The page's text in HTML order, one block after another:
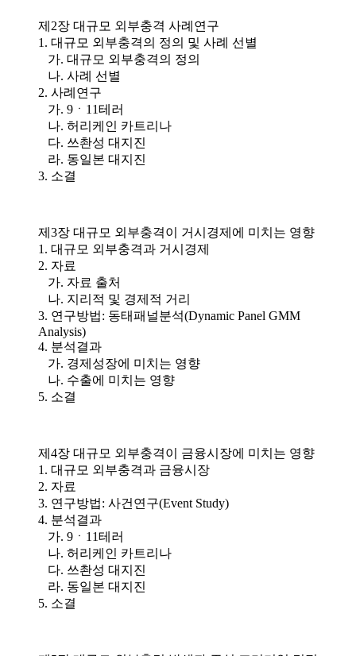
제2장 대규모 외부충격 사례연구
1. 대규모 외부충격의 정의 및 사례 선별
가. 대규모 외부충격의 정의
나. 사례 선별
2. 사례연구
가. 9ㆍ11테러
나. 허리케인 카트리나
다. 쓰촨성 대지진
라. 동일본 대지진
3. 소결
제3장 대규모 외부충격이 거시경제에 미치는 영향
1. 대규모 외부충격과 거시경제
2. 자료
가. 자료 출처
나. 지리적 및 경제적 거리
3. 연구방법: 동태패널분석(Dynamic Panel GMM
Analysis)
4. 분석결과
가. 경제성장에 미치는 영향
나. 수출에 미치는 영향
5. 소결
제4장 대규모 외부충격이 금융시장에 미치는 영향
1. 대규모 외부충격과 금융시장
2. 자료
3. 연구방법: 사건연구(Event Study)
4. 분석결과
가. 9ㆍ11테러
나. 허리케인 카트리나
다. 쓰촨성 대지진
라. 동일본 대지진
5. 소결